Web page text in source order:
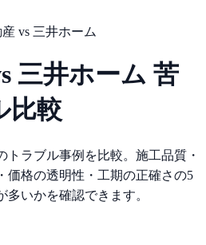
vs 三井ホーム
三井ホーム 苦
比較
トラブル事例を比較。施工品質・
価格の透明性・工期の正確さの5
いかを確認できます。